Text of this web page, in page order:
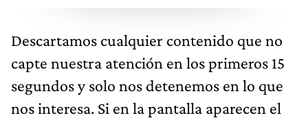
Descartamos cualquier contenido que no
capte nuestra atención en los primeros 15
segundos y solo nos detenemos en lo que
nos interesa. Si en la pantalla aparecen el